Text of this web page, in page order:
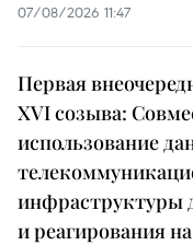
07/08/2026 11:47
Первая
XVI созыва:
использование
инфраструктуры
и реагирования